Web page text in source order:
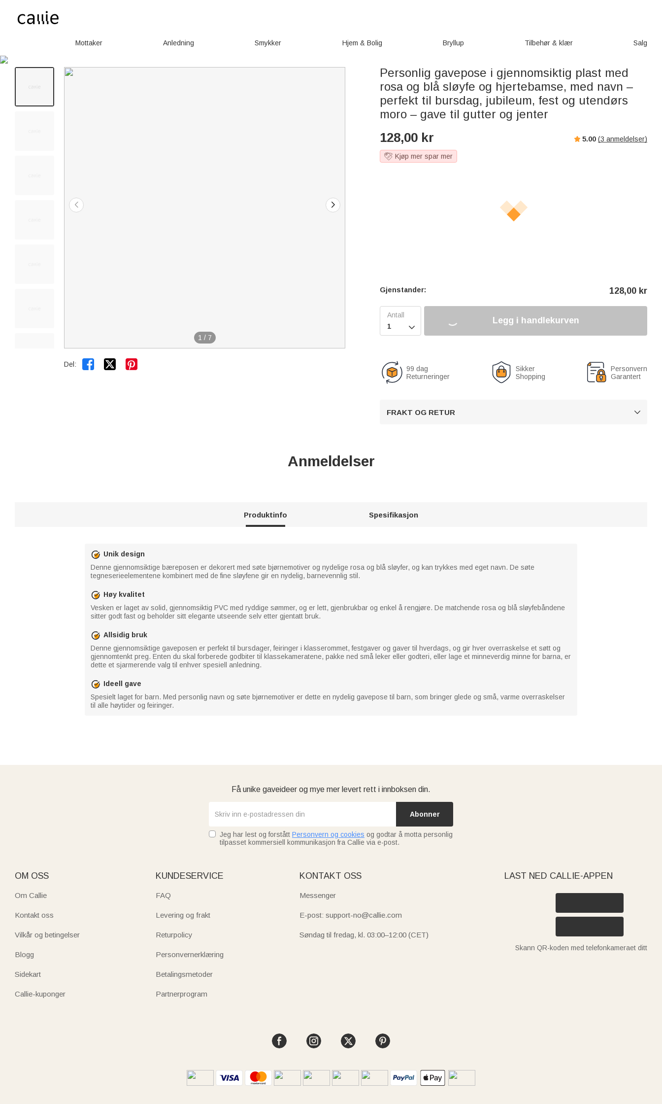
Mottaker Anledning Smykker Hjem & Bolig Bryllup Tilbehør & klær Salg
1 / 7
Del:  
Personlig gavepose i gjennomsiktig plast med
rosa og blå sløyfe og hjertebamse, med navn –
perfekt til bursdag, jubileum, fest og utendørs
moro – gave til gutter og jenter
128,00 kr 5.00 (3 anmeldelser)
Kjøp mer spar mer
Gjenstander: 128,00 kr

Legg i handlekurven
99 dag
Returneringer
Sikker
Shopping
Personvern
Garantert
FRAKT OG RETUR 
Anmeldelser
Produktinfo Spesifikasjon
Unik design
Denne gjennomsiktige bæreposen er dekorert med søte bjørnemotiver og nydelige rosa og blå sløyfer, og kan trykkes med eget navn. De søte
tegneserieelementene kombinert med de fine sløyfene gir en nydelig, barnevennlig stil.
Høy kvalitet
Vesken er laget av solid, gjennomsiktig PVC med ryddige sømmer, og er lett, gjenbrukbar og enkel å rengjøre. De matchende rosa og blå sløyfebåndene
sitter godt fast og beholder sitt elegante utseende selv etter gjentatt bruk.
Allsidig bruk
Denne gjennomsiktige gaveposen er perfekt til bursdager, feiringer i klasserommet, festgaver og gaver til hverdags, og gir hver overraskelse et søtt og
gjennomtenkt preg. Enten du skal forberede godbiter til klassekameratene, pakke ned små leker eller godteri, eller lage et minneverdig minne for barna, er
dette et sjarmerende valg til enhver spesiell anledning.
Ideell gave
Spesielt laget for barn. Med personlig navn og søte bjørnemotiver er dette en nydelig gavepose til barn, som bringer glede og små, varme overraskelser
til alle høytider og feiringer.
Få unike gaveideer og mye mer levert rett i innboksen din.
Abonner
Jeg har lest og forstått Personvern og cookies og godtar å motta personlig
tilpasset kommersiell kommunikasjon fra Callie via e-post.
OM OSS
Om Callie
Kontakt oss
Vilkår og betingelser
Blogg
Sidekart
Callie-kuponger
KUNDESERVICE
FAQ
Levering og frakt
Returpolicy
Personvernerklæring
Betalingsmetoder
Partnerprogram
KONTAKT OSS
Messenger
E-post: support-no@callie.com
Søndag til fredag, kl. 03:00–12:00 (CET)
LAST NED CALLIE-APPEN
Skann QR-koden med telefonkameraet ditt